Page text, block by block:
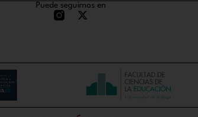
Puede seguirnos en